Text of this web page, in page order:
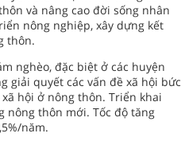
và nâng cao đời sống nhân
nông nghiệp, xây dựng kết
thôn.
nghèo, đặc biệt ở các huyện
giải quyết các vấn đề xã hội bức
hội ở nông thôn. Triển khai
nông thôn mới. Tốc độ tăng
năm.